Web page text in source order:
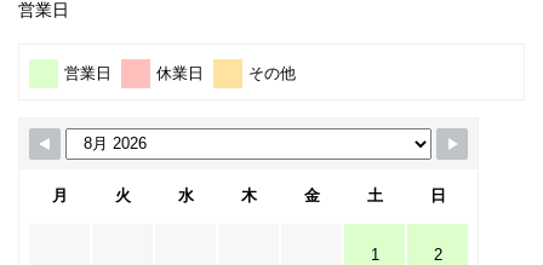
営業日
営業日 休業日 その他
月 火 水 木 金 土 日
1 2